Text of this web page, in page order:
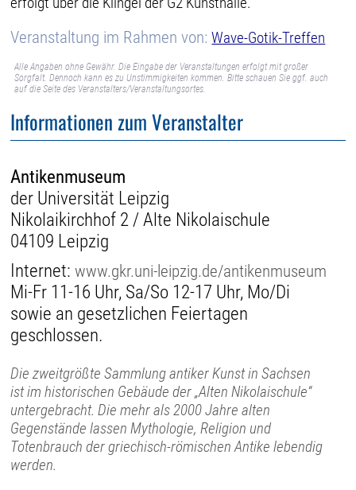
Veranstaltung im Rahmen von:Wave-Gotik-Treffen
Alle Angaben ohne Gewähr. Die Eingabe der Veranstaltungen erfolgt mit großer
Sorgfalt. Dennoch kann es zu Unstimmigkeiten kommen. Bitte schauen Sie ggf. auch
auf die Seite des Veranstalters/Veranstaltungsortes.
Informationen zum Veranstalter
Antikenmuseum
der Universität Leipzig
Nikolaikirchhof 2 / Alte Nikolaischule
04109 Leipzig
Internet:www.gkr.uni-leipzig.de/antikenmuseum
Mi-Fr 11-16 Uhr, Sa/So 12-17 Uhr, Mo/Di
sowie an gesetzlichen Feiertagen
geschlossen.
Die zweitgrößte Sammlung antiker Kunst in Sachsen
ist im historischen Gebäude der „Alten Nikolaischule“
untergebracht. Die mehr als 2000 Jahre alten
Gegenstände lassen Mythologie, Religion und
Totenbrauch der griechisch-römischen Antike lebendig
werden.